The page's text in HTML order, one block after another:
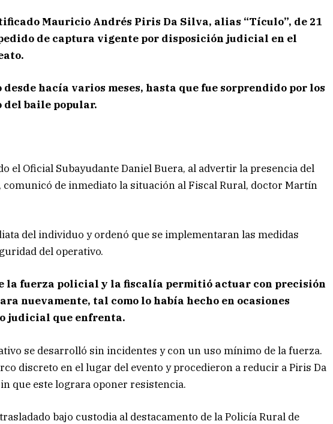
Mauricio Andrés Piris Da Silva, alias “Tículo”, de 21
de captura vigente por disposición judicial en el
hacía varios meses, hasta que fue sorprendido por los
baile popular.
el Oficial Subayudante Daniel Buera, al advertir la presencia del
comunicó de inmediato la situación al Fiscal Rural, doctor Martín
del individuo y ordenó que se implementaran las medidas
del operativo.
la fuerza policial y la fiscalía permitió actuar con precisión
nuevamente, tal como lo había hecho en ocasiones
judicial que enfrenta.
se desarrolló sin incidentes y con un uso mínimo de la fuerza.
discreto en el lugar del evento y procedieron a reducir a Piris Da
que este lograra oponer resistencia.
bajo custodia al destacamento de la Policía Rural de